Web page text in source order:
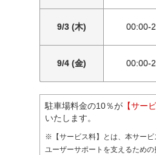
9/3 (木) 00:00-
9/4 (金) 00:00-
駐車場料金の10％が【サービ
いたします。
※【サービス料】とは、本サー
ユーザーサポートを支えるための